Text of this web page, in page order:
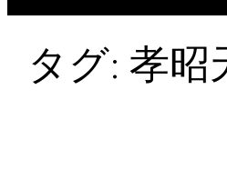
タグ: 孝昭